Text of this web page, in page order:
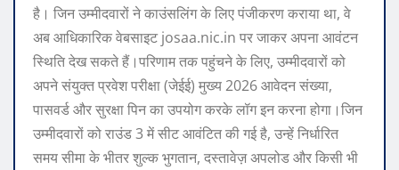
है। जिन उम्मीदवारों ने काउंसलिंग के लिए पंजीकरण कराया था, वे
अब आधिकारिक वेबसाइट josaa.nic.in पर जाकर अपना आवंटन
स्थिति देख सकते हैं।परिणाम तक पहुंचने के लिए, उम्मीदवारों को
अपने संयुक्त प्रवेश परीक्षा (जेईई) मुख्य 2026 आवेदन संख्या,
पासवर्ड और सुरक्षा पिन का उपयोग करके लॉग इन करना होगा।जिन
उम्मीदवारों को राउंड 3 में सीट आवंटित की गई है, उन्हें निर्धारित
समय सीमा के भीतर शुल्क भुगतान, दस्तावेज़ अपलोड और किसी भी